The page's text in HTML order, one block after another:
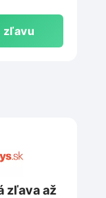
zľavu
zľava až